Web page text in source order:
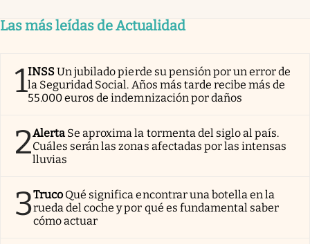
Las más leídas de Actualidad
1INSSUn jubilado pierde su pensión por un error de
la Seguridad Social. Años más tarde recibe más de
55.000 euros de indemnización por daños
2Alerta Se aproxima la tormenta del siglo al país.
Cuáles serán las zonas afectadas por las intensas
lluvias
3Truco Qué significa encontrar una botella en la
rueda del coche y por qué es fundamental saber
cómo actuar